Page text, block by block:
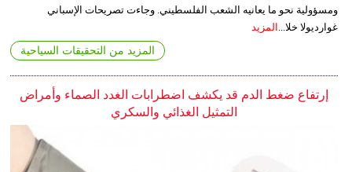
ومسؤولية نحو ما يعانيه الشعب الفلسطيني. وجاءت تصريحات الإسباني
غوارديولا خلا... المزيد
المزيد من التحقيقات السياحية
إرتفاع ضغط الدم قد يكشف اضطرابات الغدد الصماء وأمراض
التمثيل الغذائي والسكري